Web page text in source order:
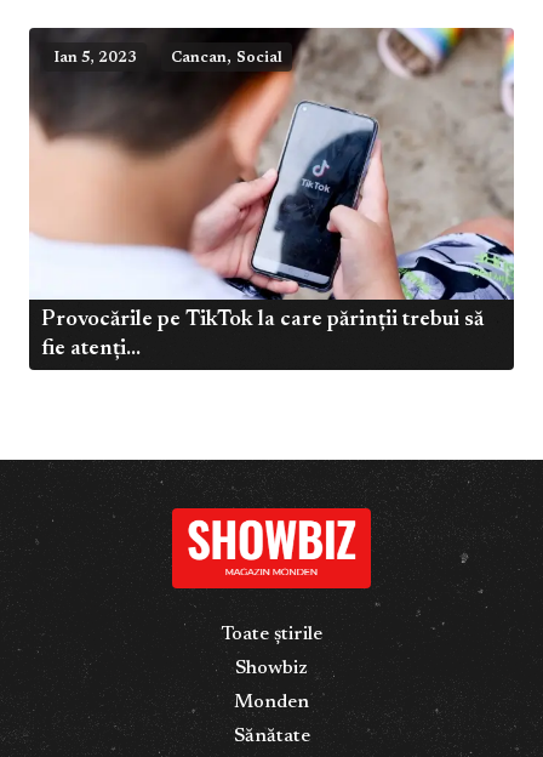
Ian 5, 2023 Cancan, Social
Provocările pe TikTok la care părinții trebui să
fie atenți...
Toate știrile
Showbiz
Monden
Sănătate